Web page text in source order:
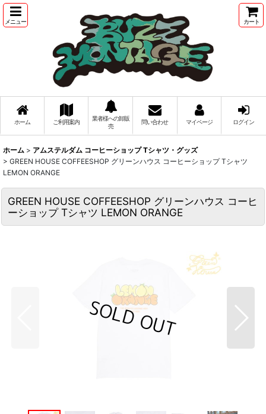
メニュー カート
ホーム ご利用案内
業者様への卸販
売
問い合わせ マイページ ログイン
ホーム > アムステルダム コーヒーショップ Tシャツ・グッズ
> GREEN HOUSE COFFEESHOP グリーンハウス コーヒーショップ Tシャツ
LEMON ORANGE
GREEN HOUSE COFFEESHOP グリーンハウス コーヒ
ーショップ Tシャツ LEMON ORANGE